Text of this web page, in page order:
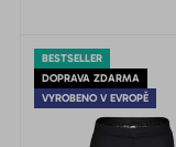
BESTSELLER
DOPRAVA ZDARMA
VYROBENO V EVROPĚ